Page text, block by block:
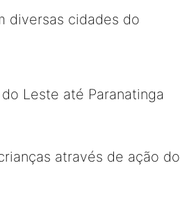
diversas cidades do
Leste até Paranatinga
através de ação do